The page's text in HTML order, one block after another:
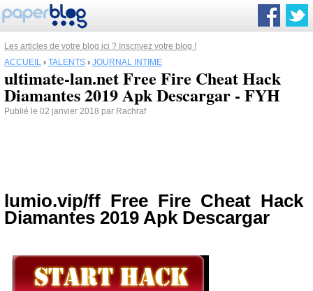
Les articles de votre blog ici ? Inscrivez votre blog !
ACCUEIL › TALENTS › JOURNAL INTIME
ultimate-lan.net Free Fire Cheat Hack
Diamantes 2019 Apk Descargar - FYH
Publié le 02 janvier 2018 par Rachraf
lumio.vip/ff Free Fire Cheat Hack
Diamantes 2019 Apk Descargar